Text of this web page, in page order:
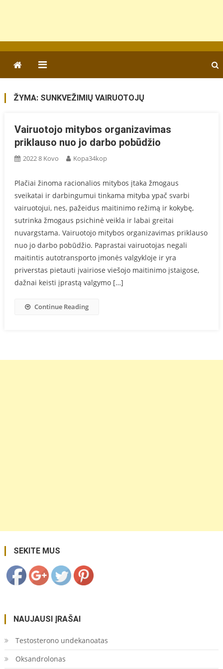
ŽYMA: SUNKVEŽIMIŲ VAIRUOTOJŲ
Vairuotojo mitybos organizavimas
priklauso nuo jo darbo pobūdžio
2022 8 Kovo Kopa34kop
Plačiai žinoma racionalios mitybos įtaka žmogaus
sveikatai ir darbingumui tinkama mityba ypač svarbi
vairuotojui, nes, pažeidus maitinimo režimą ir kokybę,
sutrinka žmogaus psichinė veikla ir labai greitai
nuvargstama. Vairuotojo mitybos organizavimas priklauso
nuo jo darbo pobūdžio. Paprastai vairuotojas negali
maitintis autotransporto įmonės valgykloje ir yra
priverstas pietauti įvairiose viešojo maitinimo įstaigose,
dažnai keisti įprastą valgymo […]
Continue Reading
SEKITE MUS
vairuotoju/">
NAUJAUSI ĮRAŠAI
Testosterono undekanoatas
Oksandrolonas